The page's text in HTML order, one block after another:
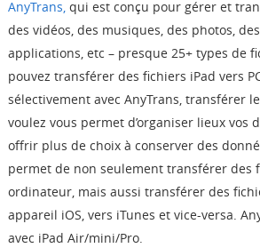
AnyTrans,qui est conçu pour gérer et
des vidéos, des musiques, des photos,
applications, etc – presque 25+ types de
pouvez transférer des fichiers iPad vers
sélectivement avec AnyTrans, transférer
voulez vous permet d’organiser lieux vos
offrir plus de choix à conserver des
permet de non seulement transférer des
ordinateur, mais aussi transférer des
appareil iOS, vers iTunes et vice-versa.
avec iPad Air/mini/Pro.